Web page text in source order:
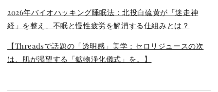
2026年バイオハッキング睡眠法：北投白硫黄が「迷走神
経」を整え、不眠と慢性疲労を解消する仕組みとは？
【Threadsで話題の「透明感」美学：セロリジュースの次
は、肌が渇望する「鉱物浄化儀式」を。】